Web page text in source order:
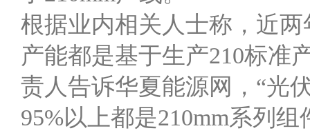
根据业内相关人士称，近
产能都是基于生产210标准
责人告诉华夏能源网，“光
95%以上都是210mm系列组